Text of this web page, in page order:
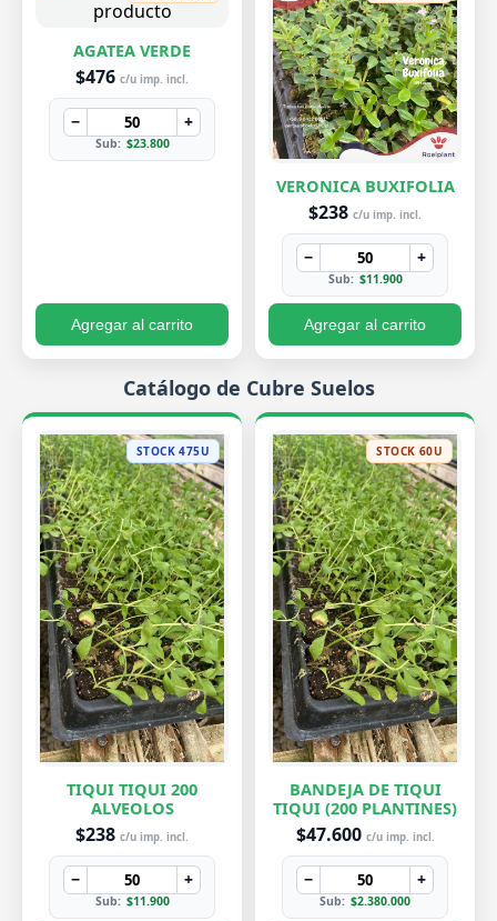
AGATEA VERDE
$476 c/u imp. incl.
− +
Sub: $23.800
Agregar al carrito
VERONICA BUXIFOLIA
$238 c/u imp. incl.
− +
Sub: $11.900
Agregar al carrito
Catálogo de Cubre Suelos
STOCK 475U
TIQUI TIQUI 200
ALVEOLOS
$238 c/u imp. incl.
− +
Sub: $11.900
STOCK 60U
BANDEJA DE TIQUI
TIQUI (200 PLANTINES)
$47.600 c/u imp. incl.
− +
Sub: $2.380.000